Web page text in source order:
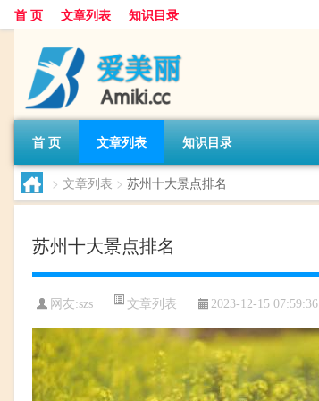
首 页 文章列表 知识目录
首 页 文章列表 知识目录
> 文章列表 > 苏州十大景点排名
苏州十大景点排名
网友:szs 文章列表 2023-12-15 07:59:36